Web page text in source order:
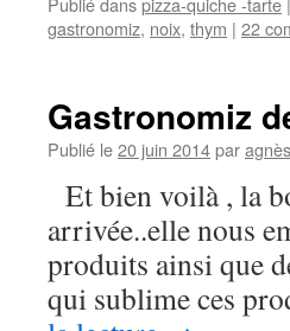
gastronomiz, noix, thym | 22
Gastronomiz
Publié le20 juin 2014paragnès
Et bien voilà , la
arrivée..elle nous
produits ainsi que
qui sublime ces